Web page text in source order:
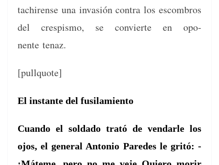
tachirense una invasión con­tra los escom­bros
del crespis­mo, se con­vierte en opo­
nente tenaz.
[pul­lquote]
El instante del fusilamiento
Cuan­do el sol­da­do trató de ven­dar­le los
ojos, el gen­er­al Anto­nio Pare­des le gritó: -